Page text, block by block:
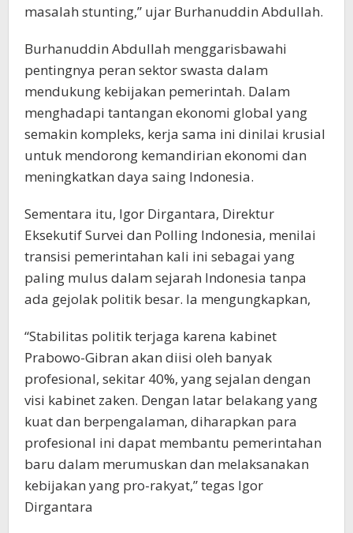
masalah stunting,” ujar Burhanuddin Abdullah.
Burhanuddin Abdullah menggarisbawahi
pentingnya peran sektor swasta dalam
mendukung kebijakan pemerintah. Dalam
menghadapi tantangan ekonomi global yang
semakin kompleks, kerja sama ini dinilai krusial
untuk mendorong kemandirian ekonomi dan
meningkatkan daya saing Indonesia.
Sementara itu, Igor Dirgantara, Direktur
Eksekutif Survei dan Polling Indonesia, menilai
transisi pemerintahan kali ini sebagai yang
paling mulus dalam sejarah Indonesia tanpa
ada gejolak politik besar. Ia mengungkapkan,
“Stabilitas politik terjaga karena kabinet
Prabowo-Gibran akan diisi oleh banyak
profesional, sekitar 40%, yang sejalan dengan
visi kabinet zaken. Dengan latar belakang yang
kuat dan berpengalaman, diharapkan para
profesional ini dapat membantu pemerintahan
baru dalam merumuskan dan melaksanakan
kebijakan yang pro-rakyat,” tegas Igor
Dirgantara